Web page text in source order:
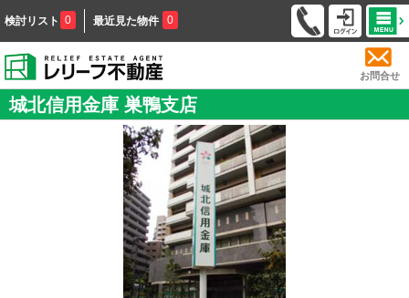
検討リスト 0 最近見た物件 0
お問合せ
城北信用金庫 巣鴨支店